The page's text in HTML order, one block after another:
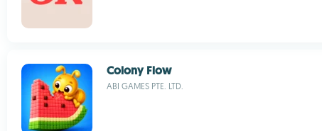
Colony Flow
ABI GAMES PTE. LTD.